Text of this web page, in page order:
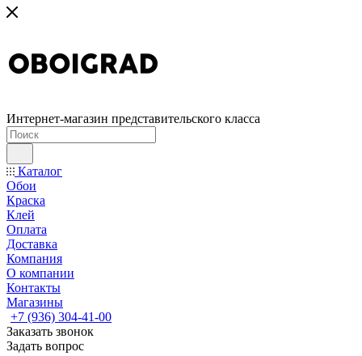
Интернет-магазин представительского класса
Каталог
Обои
Краска
Клей
Оплата
Доставка
Компания
О компании
Контакты
Магазины
+7 (936) 304-41-00
Заказать звонок
Задать вопрос